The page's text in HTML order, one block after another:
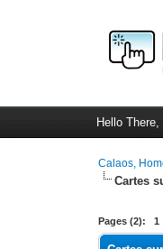
Hello
Calaos,
Cartes
Pages (2): 1
0
1
2
3
4
5